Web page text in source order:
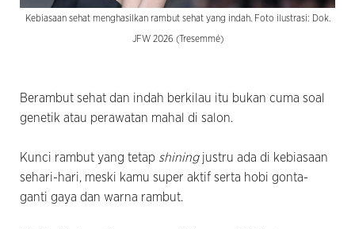
Kebiasaan sehat menghasilkan rambut sehat yang indah. Foto ilustrasi: Dok.
JFW 2026 (Tresemmé)
Berambut sehat dan indah berkilau itu bukan cuma soal
genetik atau perawatan mahal di salon.
Kunci rambut yang tetap shining justru ada di kebiasaan
sehari-hari, meski kamu super aktif serta hobi gonta-
ganti gaya dan warna rambut.